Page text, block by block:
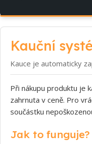
Kauční
Kauce je automaticky
Při nákupu produktu je
zahrnuta v ceně. Pro
součástku
Jak to funguje?